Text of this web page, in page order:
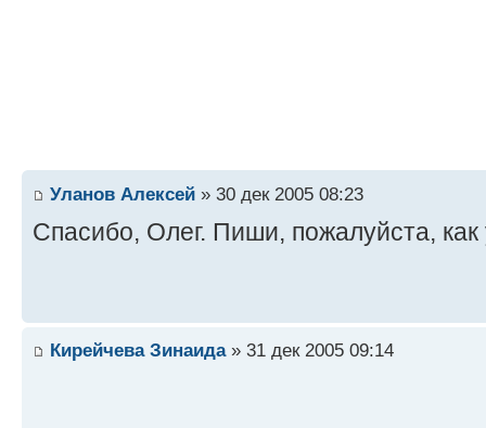
Уланов Алексей » 30 дек 2005 08:23
Спасибо, Олег. Пиши, пожалуйста, как
Кирейчева Зинаида» 31 дек 2005 09:14